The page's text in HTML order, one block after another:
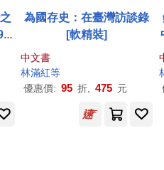
為國存史：在臺灣訪談錄
[軟精裝]
中文書
林滿紅等
優惠價: 95 折, 475 元